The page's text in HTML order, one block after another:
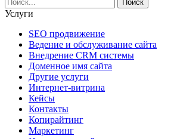
Услуги
SEO продвижение
Ведение и обслуживание сайта
Внедрение CRM системы
Доменное имя сайта
Другие услуги
Интернет-витрина
Кейсы
Контакты
Копирайтинг
Маркетинг